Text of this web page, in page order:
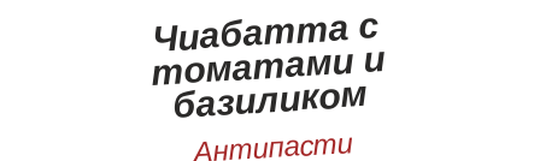
Чиабатта с
томатами и
базиликом
Антипасти